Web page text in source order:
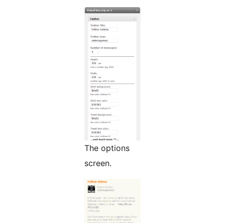
The options
screen.